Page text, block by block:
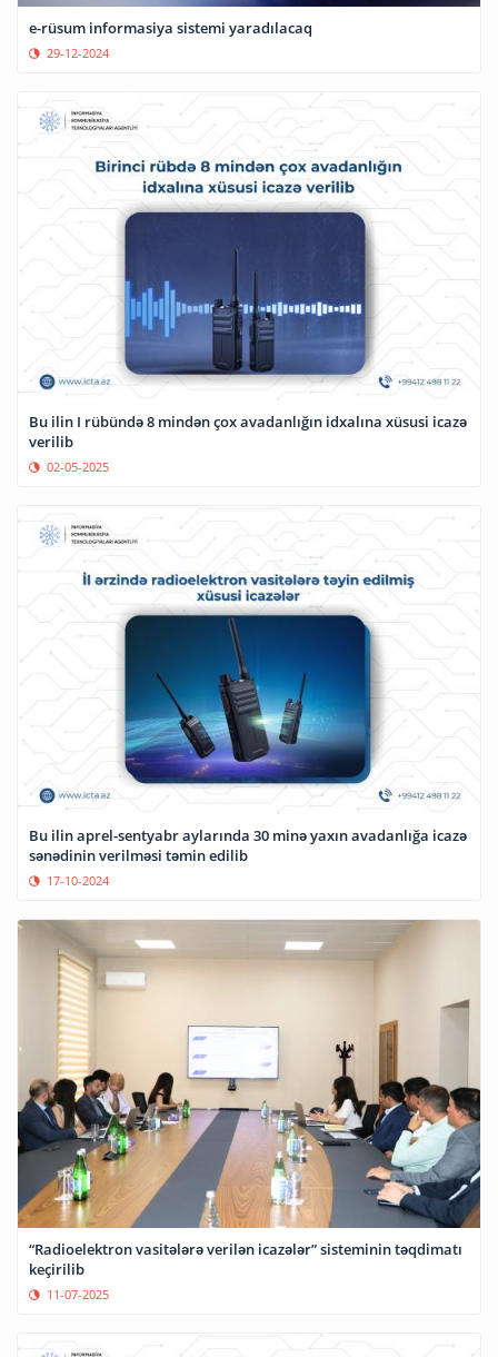
e-rüsum informasiya sistemi yaradılacaq
29-12-2024
Bu ilin I rübündə 8 mindən çox avadanlığın idxalına xüsusi icazə
verilib
02-05-2025
Bu ilin aprel-sentyabr aylarında 30 minə yaxın avadanlığa icazə
sənədinin verilməsi təmin edilib
17-10-2024
“Radioelektron vasitələrə verilən icazələr” sisteminin təqdimatı
keçirilib
11-07-2025